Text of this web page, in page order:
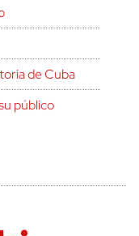
de Cuba
público